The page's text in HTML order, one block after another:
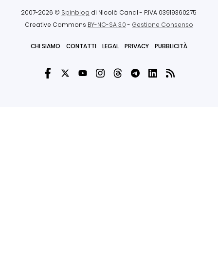
2007-2026 © Spinblog di Nicolò Canal - P.IVA 03919360275
Creative Commons BY-NC-SA 3.0- Gestione Consenso
CHI SIAMO CONTATTI LEGAL PRIVACY PUBBLICITÀ